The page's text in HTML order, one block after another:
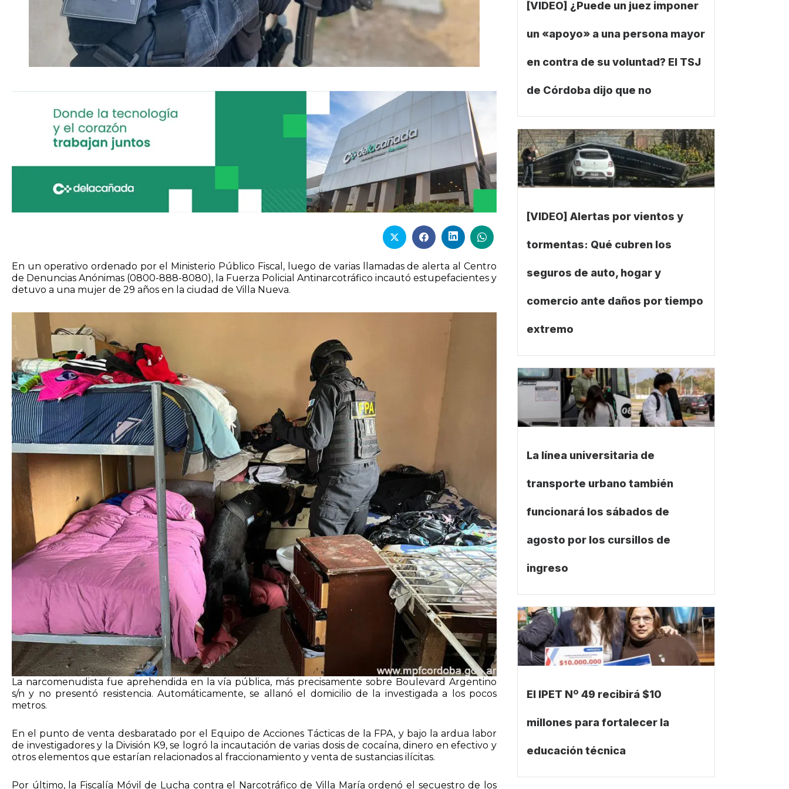
En un operativo ordenado por el Ministerio Público Fiscal, luego de varias llamadas de alerta al Centro
de Denuncias Anónimas (0800-888-8080), la Fuerza Policial Antinarcotráfico incautó estupefacientes y
detuvo a una mujer de 29 años en la ciudad de Villa Nueva.
La narcomenudista fue aprehendida en la vía pública, más precisamente sobre Boulevard Argentino
s/n y no presentó resistencia. Automáticamente, se allanó el domicilio de la investigada a los pocos
metros.
En el punto de venta desbaratado por el Equipo de Acciones Tácticas de la FPA, y bajo la ardua labor
de investigadores y la División K9, se logró la incautación de varias dosis de cocaína, dinero en efectivo y
otros elementos que estarían relacionados al fraccionamiento y venta de sustancias ilícitas.
Por último, la Fiscalía Móvil de Lucha contra el Narcotráfico de Villa María ordenó el secuestro de los
[VIDEO] ¿Puede un juez imponer
un «apoyo» a una persona mayor
en contra de su voluntad? El TSJ
de Córdoba dijo que no
[VIDEO] Alertas por vientos y
tormentas: Qué cubren los
seguros de auto, hogar y
comercio ante daños por tiempo
extremo
La línea universitaria de
transporte urbano también
funcionará los sábados de
agosto por los cursillos de
ingreso
El IPET Nº 49 recibirá $10
millones para fortalecer la
educación técnica